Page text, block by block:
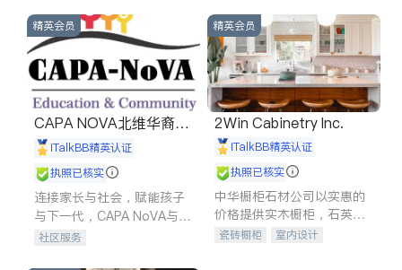
石。
精英会员
CAPA NOVA北维华裔家
长会iTalkBB精英认证
执照已核实
连接家长与社会，赋能孩子
与下一代，CAPA NoVA与您
携手建设包容、公平、充满
社区服务
精英会员
2Win Cabinetry Inc.
iTalkBB精英认证
执照已核实
中华橱柜石材公司以实惠的
价格提供实木橱柜，石英石
台面，多种优质不锈钢水
瓷砖橱柜
室内设计